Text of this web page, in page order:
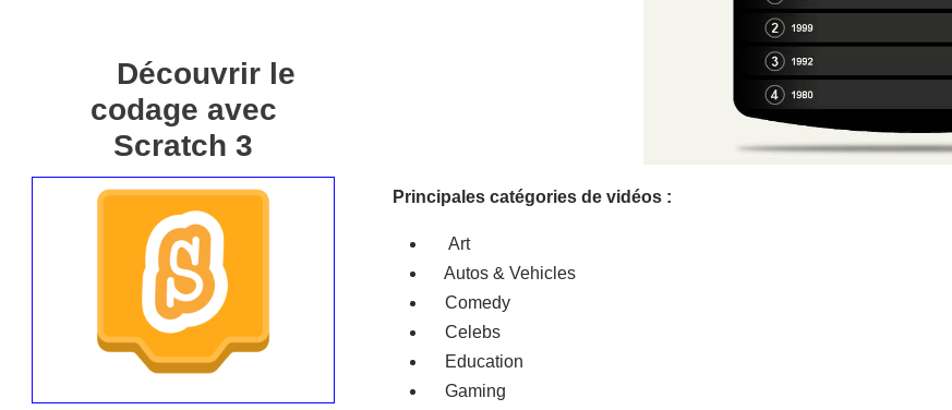
Découvrir le
codage avec
Scratch 3
Principales catégories de vidéos :
Art
Autos & Vehicles
Comedy
Celebs
Education
Gaming